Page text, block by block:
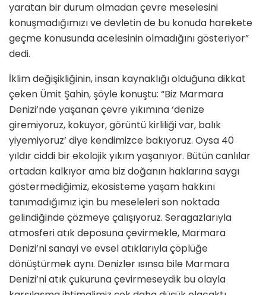
yaratan bir durum olmadan çevre meselesini
konuşmadığımızı ve devletin de bu konuda harekete
geçme konusunda acelesinin olmadığını gösteriyor”
dedi.
İklim değişikliğinin, insan kaynaklığı olduğuna dikkat
çeken Ümit Şahin, şöyle konuştu: “Biz Marmara
Denizi’nde yaşanan çevre yıkımına ‘denize
giremiyoruz, kokuyor, görüntü kirliliği var, balık
yiyemiyoruz’ diye kendimizce bakıyoruz. Oysa 40
yıldır ciddi bir ekolojik yıkım yaşanıyor. Bütün canlılar
ortadan kalkıyor ama biz doğanın haklarına saygı
göstermediğimiz, ekosisteme yaşam hakkını
tanımadığımız için bu meseleleri son noktada
gelindiğinde çözmeye çalışıyoruz. Seragazlarıyla
atmosferi atık deposuna çevirmekle, Marmara
Denizi’ni sanayi ve evsel atıklarıyla çöplüğe
dönüştürmek aynı. Denizler ısınsa bile Marmara
Denizi’ni atık çukuruna çevirmeseydik bu olayla